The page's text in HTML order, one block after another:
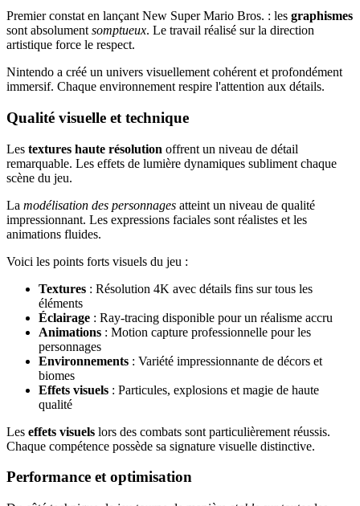
Premier constat en lançant New Super Mario Bros. : les graphismes
sont absolument somptueux. Le travail réalisé sur la direction
artistique force le respect.
Nintendo a créé un univers visuellement cohérent et profondément
immersif. Chaque environnement respire l'attention aux détails.
Qualité visuelle et technique
Les textures haute résolution offrent un niveau de détail
remarquable. Les effets de lumière dynamiques subliment chaque
scène du jeu.
La modélisation des personnages atteint un niveau de qualité
impressionnant. Les expressions faciales sont réalistes et les
animations fluides.
Voici les points forts visuels du jeu :
Textures : Résolution 4K avec détails fins sur tous les
éléments
Éclairage : Ray-tracing disponible pour un réalisme accru
Animations : Motion capture professionnelle pour les
personnages
Environnements : Variété impressionnante de décors et
biomes
Effets visuels : Particules, explosions et magie de haute
qualité
Les effets visuels lors des combats sont particulièrement réussis.
Chaque compétence possède sa signature visuelle distinctive.
Performance et optimisation